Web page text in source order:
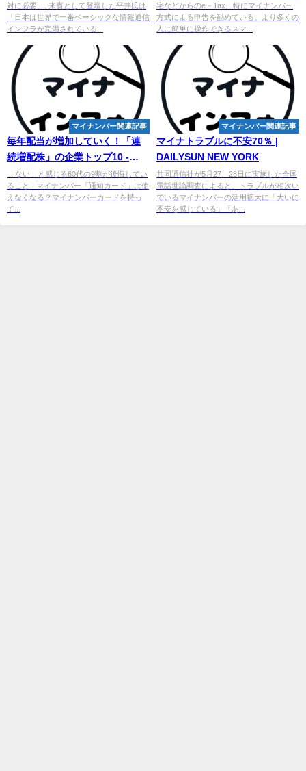
する ...
対に必要」. 来賓として登壇した平井氏は
「日本は世界で一番ベーシックな情報通信
インフラが完備されている...
井】
宅などからのe－Tax、特にマイナンバー
方式による申告を勧めている。より多くの
人に簡単に操作できるスマ...
マイナンバー関連記事
毎年配当が増加していく！「連
続増配株」の企業トップ10 -
MONEY PLUS
... ない」と感じる60代の9割が後悔してい
ること · マイナンバー「通知カード」は使
えなくなる？マイナンバーカードを持っ
て...
マイナンバー関連記事
マイナトラブルに不安70％ |
DAILYSUN NEW YORK
共同通信社が5月27、28日に実施した全国
電話世論調査によると、トラブルが相次い
でいるマイナンバーの活用拡大に「大いに
不安を感じている」「あ...